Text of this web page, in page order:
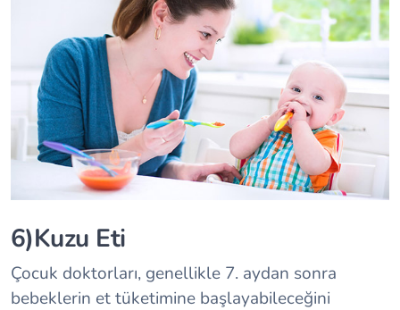
6)Kuzu Eti
Çocuk doktorları, genellikle 7. aydan sonra
bebeklerin et tüketimine başlayabileceğini